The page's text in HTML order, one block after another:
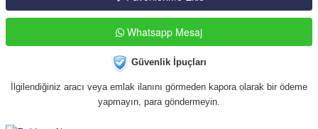
Whatsapp Mesaj
Güvenlik İpuçları
İlgilendiğiniz aracı veya emlak ilanını görmeden kapora olarak bir ödeme
yapmayın, para göndermeyin.